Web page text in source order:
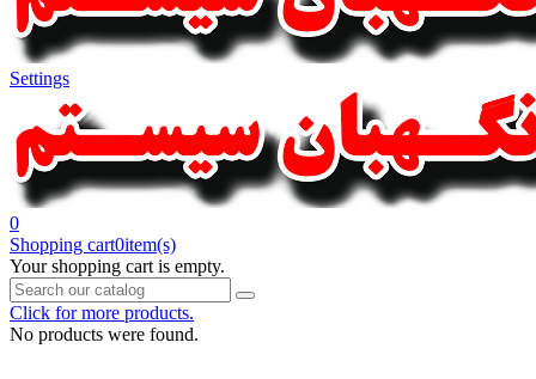
Settings
0
Shopping cart0item(s)
Your shopping cart is empty.
Click for more products.
No products were found.